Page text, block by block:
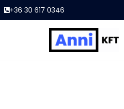
+36 30 617 0346